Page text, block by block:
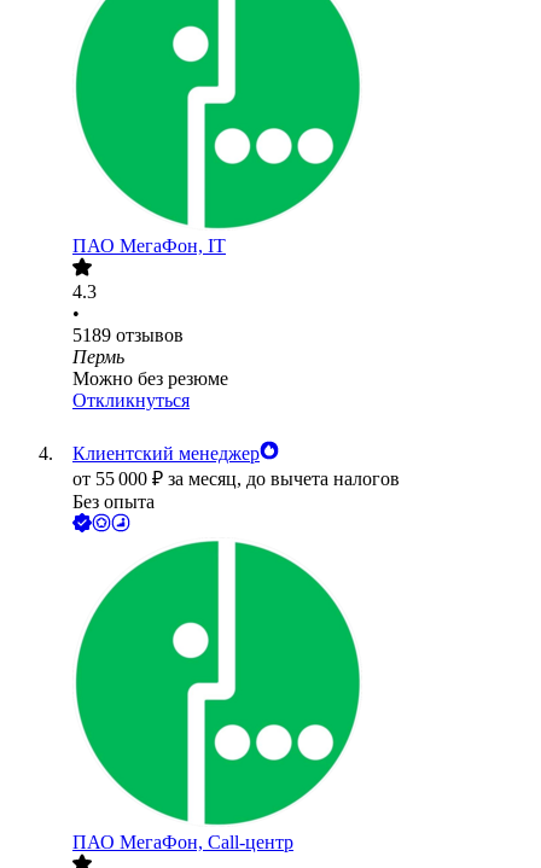
ПАО МегаФон, IT
4.3
•
5189 отзывов
Пермь
Можно без резюме
Откликнуться
Клиентский менеджер
от 55 000 ₽ за месяц, до вычета налогов
Без опыта
ПАО МегаФон, Call-центр